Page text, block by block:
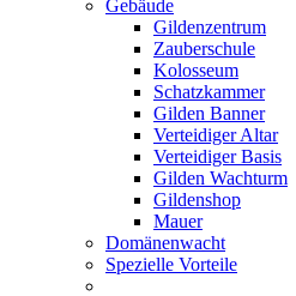
Gebäude
Gildenzentrum
Zauberschule
Kolosseum
Schatzkammer
Gilden Banner
Verteidiger Altar
Verteidiger Basis
Gilden Wachturm
Gildenshop
Mauer
Domänenwacht
Spezielle Vorteile